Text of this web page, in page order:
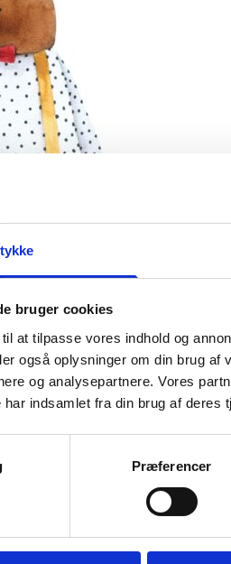
bruger cookies
at tilpasse vores indhold og
også oplysninger om din brug af
og analysepartnere. Vores
indsamlet fra din brug af deres
Præferencer
View larger image